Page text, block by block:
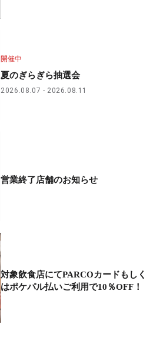
開催中
夏のぎらぎら抽選会
2026.08.07 2026.08.11
営業終了店舗のお知らせ
対象飲食店にてPARCOカードもしく
はポケパル払いご利用で10％OFF！